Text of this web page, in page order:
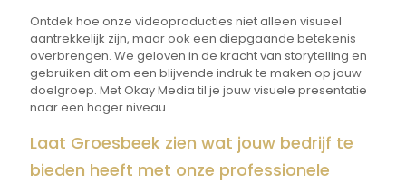
Ontdek hoe onze videoproducties niet alleen visueel
aantrekkelijk zijn, maar ook een diepgaande betekenis
overbrengen. We geloven in de kracht van storytelling en
gebruiken dit om een blijvende indruk te maken op jouw
doelgroep. Met Okay Media til je jouw visuele presentatie
naar een hoger niveau.
Laat Groesbeek zien wat jouw bedrijf te
bieden heeft met onze professionele